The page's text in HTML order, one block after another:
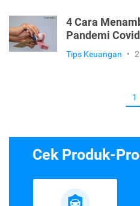
4 Cara
Pandemi
Tips Keuangan •
1
Cek Produk-